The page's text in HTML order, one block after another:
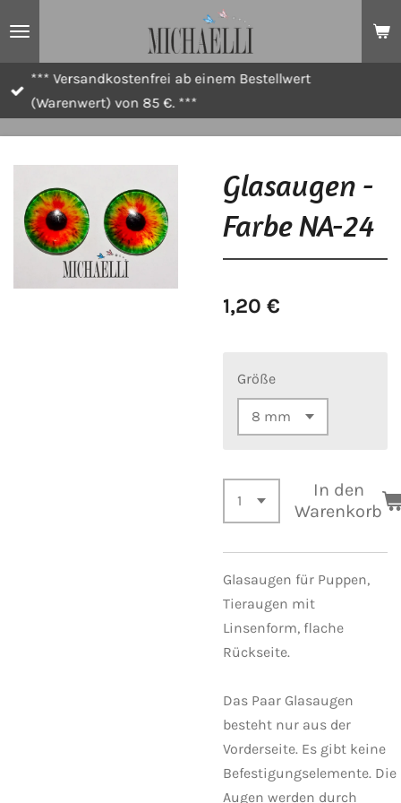
*** Versandkostenfrei ab einem Bestellwert
(Warenwert) von 85 €. ***
Glasaugen -
Farbe NA-24
1,20 €
Größe
In den
Warenkorb
Glasaugen für Puppen,
Tieraugen mit
Linsenform, flache
Rückseite.
Das Paar Glasaugen
besteht nur aus der
Vorderseite. Es gibt keine
Befestigungselemente. Die
Augen werden durch